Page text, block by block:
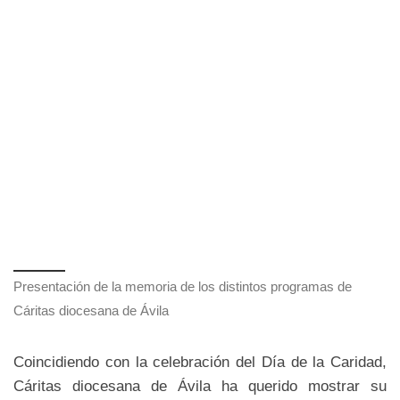
Presentación de la memoria de los distintos programas de
Cáritas diocesana de Ávila
Coincidiendo con la celebración del Día de la Caridad,
Cáritas diocesana de Ávila ha querido mostrar su